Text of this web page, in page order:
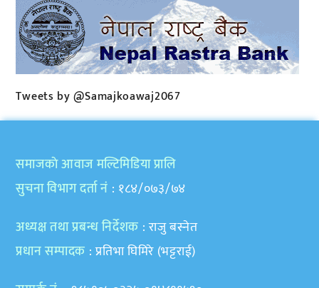
Tweets by @Samajkoawaj2067
समाजकाे आवाज मल्टिमिडिया प्रालि
सुचना विभाग दर्ता नं : १८४/०७३/७४
अध्यक्ष तथा प्रबन्ध निर्देशक : राजु बस्नेत
प्रधान सम्पादक : प्रतिभा घिमिरे (भट्टराई)